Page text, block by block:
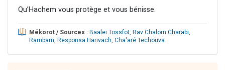
Qu’Hachem vous protège et vous bénisse.
Mékorot / Sources : Baalei Tossfot, Rav Chalom Charabi,
Rambam, Responsa Harivach, Cha'aré Techouva.